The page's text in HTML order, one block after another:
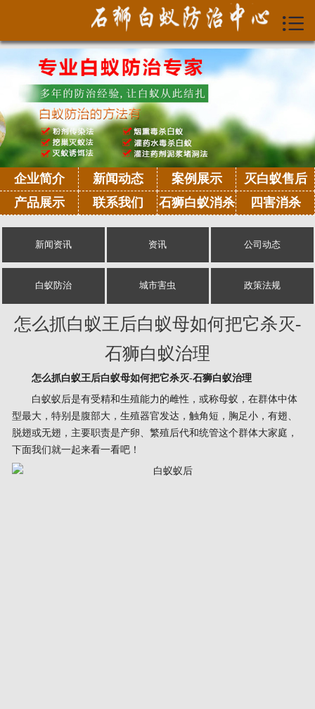
 首页
企业简介
案例展示
灭白蚁售后
产品展示
石狮白蚁消杀
四害消杀

企业简介 新闻动态 案例展示
灭白蚁售后
产品展示
联系我们 石狮白蚁消杀 四害消杀
新闻资讯 资讯 公司动态
白蚁防治 城市害虫 政策法规
怎么抓白蚁王后白蚁母如何把它杀灭-
石狮白蚁治理
怎么抓白蚁王后白蚁母如何把它杀灭-石狮白蚁治理
白蚁蚁后是有受精和生殖能力的雌性，或称母蚁，在群体中体
型最大，特别是腹部大，生殖器官发达，触角短，胸足小，有翅、
脱翅或无翅，主要职责是产卵、繁殖后代和统管这个群体大家庭，
下面我们就一起来看一看吧！